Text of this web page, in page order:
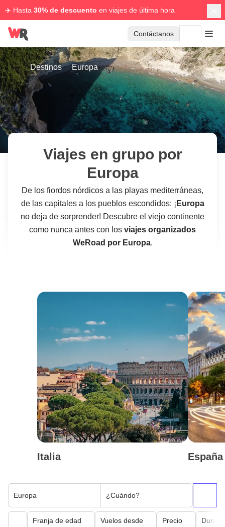
✈️ Hasta 30% de descuento en viajes de última hora
Contáctanos
Destinos Europa
Viajes en grupo por
Europa
De los fiordos nórdicos a las playas mediterráneas,
de las capitales a los pueblos escondidos: ¡ Europa
no deja de sorprender! Descubre el viejo continente
como nunca antes con los viajes organizados
WeRoad por Europa.
Italia España
Europa ¿Cuándo?
Franja de edad Vuelos desde Precio